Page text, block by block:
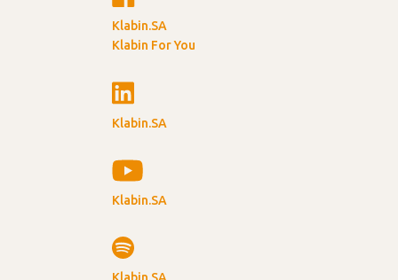
Klabin.SA
Klabin For You
Klabin.SA
Klabin.SA